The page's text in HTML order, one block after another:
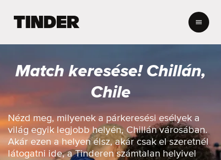
r
d
ő
o
l
d
Match keresése! Chillán,
Chile
Nézd meg, milyenek a párkeresési esélyek a
világ egyik legjobb helyén, Chillán városában.
Akár ezen a helyen élsz, akár csak el szeretnél
látogatni ide, a Tinderen számtalan helyivel